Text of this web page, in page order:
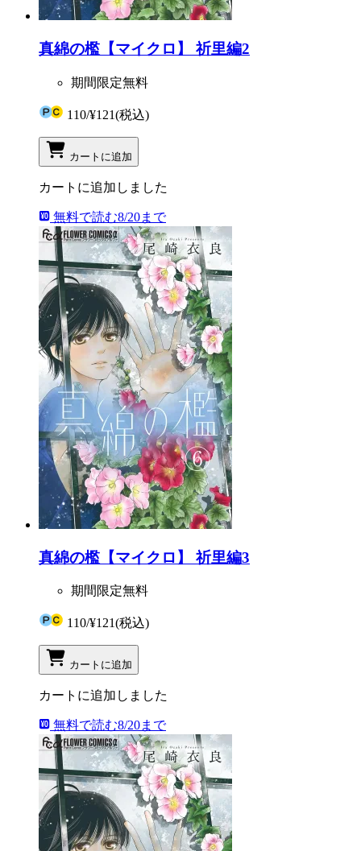
真綿の檻【マイクロ】 祈里編2
期間限定無料
110/¥121(税込)
カートに追加
カートに追加しました
無料で読む8/20まで
真綿の檻【マイクロ】 祈里編3
期間限定無料
110/¥121(税込)
カートに追加
カートに追加しました
無料で読む8/20まで